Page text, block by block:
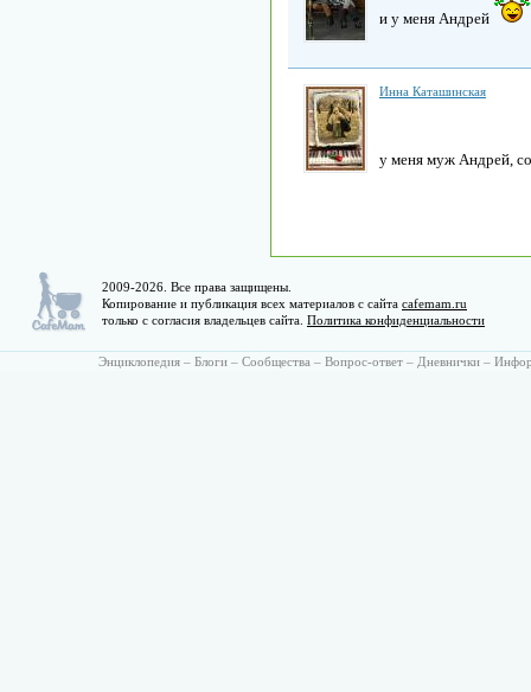
и у меня Андрей
Инна Каташинская
у меня муж Андрей,
2009-2026. Все права защищены.
Копирование и публикация всех материалов с сайта cafemam.ru
только с согласия владельцев сайта. Политика конфиденциальности
Энциклопедия – Блоги – Сообщества – Вопрос-ответ – Дневнички –